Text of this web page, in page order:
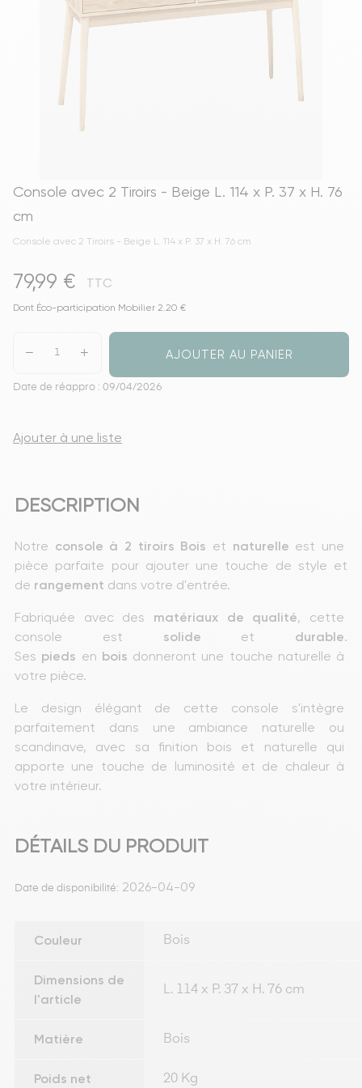
Console avec 2 Tiroirs - Beige L. 114 x P. 37 x H. 76
cm
Console avec 2 Tiroirs - Beige L. 114 x P. 37 x H. 76 cm
79,99 € TTC
Dont Éco-participation Mobilier 2.20 €
AJOUTER AU PANIER
Date de réappro : 09/04/2026
Ajouter à une liste
DESCRIPTION
Notre console à 2 tiroirs Bois et naturelle est une
pièce parfaite pour ajouter une touche de style et
de rangement dans votre d'entrée.
Fabriquée avec des matériaux de qualité, cette
console est solide et durable.
Ses pieds en bois donneront une touche naturelle à
votre pièce.
Le design élégant de cette console s'intègre
parfaitement dans une ambiance naturelle ou
scandinave, avec sa finition bois et naturelle qui
apporte une touche de luminosité et de chaleur à
votre intérieur.
DÉTAILS DU PRODUIT
Date de disponibilité: 2026-04-09
Couleur Bois
Dimensions de
l'article
L. 114 x P. 37 x H. 76 cm
Matière Bois
Poids net 20 Kg